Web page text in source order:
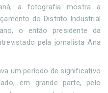
a fotografia mostra a
do Distrito Industrial
o então presidente da
pela jornalista Ana
um período de significativo
em grande parte, pelo